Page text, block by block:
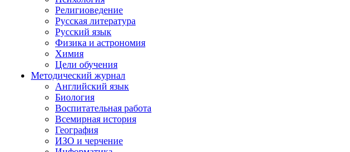
Религиоведение
Русская литература
Русский язык
Физика и астрономия
Химия
Цели обучения
Методический журнал
Английский язык
Биология
Воспитательная работа
Всемирная история
География
ИЗО и черчение